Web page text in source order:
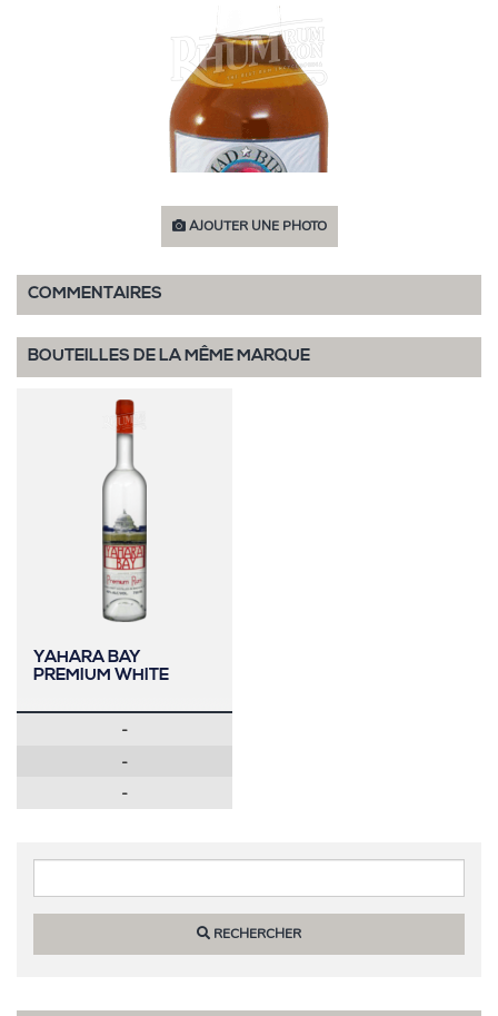
AJOUTER UNE PHOTO
COMMENTAIRES
BOUTEILLES DE LA MÊME MARQUE
YAHARA BAY
PREMIUM WHITE
-
-
-
RECHERCHER